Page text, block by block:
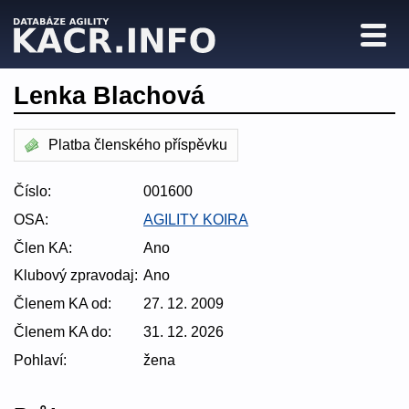
Lenka Blachová
Platba členského příspěvku
Číslo:
001600
OSA:
AGILITY KOIRA
Člen KA:
Ano
Klubový zpravodaj: Ano
Členem KA od:
27. 12. 2009
Členem KA do:
31. 12. 2026
Pohlaví:
žena